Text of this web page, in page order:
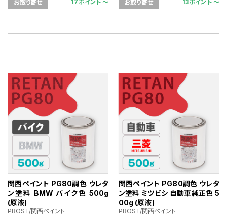
お取り寄せ 17ポイント 〜 お取り寄せ 13ポイント 〜
関西ペイント PG80調色 ウレタ
ン塗料 BMW バイク色 500g
(原液)
PROST/関西ペイント
関西ペイント PG80調色 ウレタ
ン塗料 ミツビシ 自動車純正色 5
00g (原液)
PROST/関西ペイント